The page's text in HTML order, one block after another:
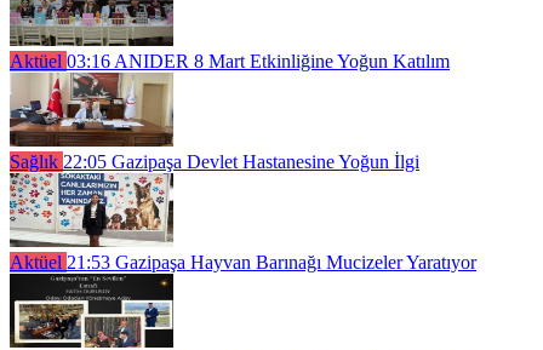
Aktüel 03:16 ANIDER 8 Mart Etkinliğine Yoğun Katılım
Sağlık 22:05 Gazipaşa Devlet Hastanesine Yoğun İlgi
Aktüel 21:53 Gazipaşa Hayvan Barınağı Mucizeler Yaratıyor